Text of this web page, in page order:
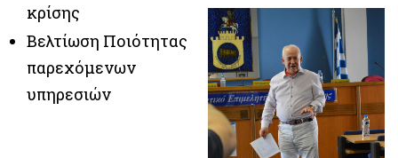
κρίσης
Βελτίωση Ποιότητας
παρεχόμενων
υπηρεσιών